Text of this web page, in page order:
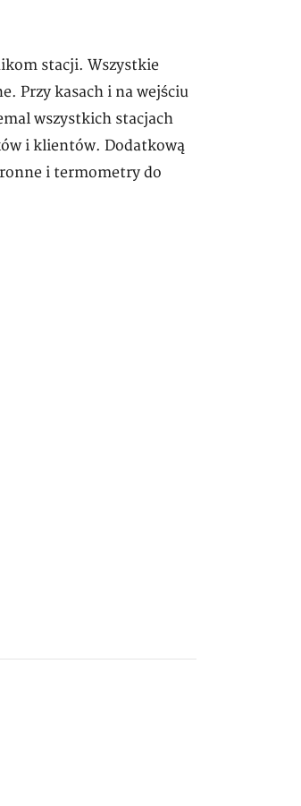
stacji. Wszystkie
Przy kasach i na wejściu
wszystkich stacjach
i klientów. Dodatkową
i termometry do